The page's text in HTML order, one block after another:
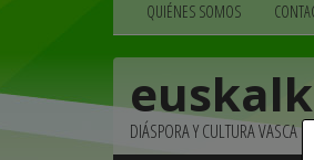
QUIÉNES SOMOS
DIÁSPORA Y CULTURA VASCA